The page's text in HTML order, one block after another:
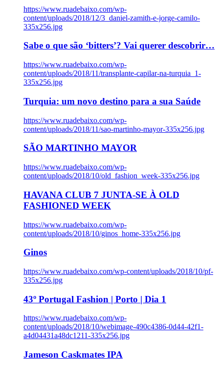
https://www.ruadebaixo.com/wp-
content/uploads/2018/12/3_daniel-zamith-e-jorge-camilo-
335x256.jpg
Sabe o que são ‘bitters’? Vai querer descobrir…
https://www.ruadebaixo.com/wp-
content/uploads/2018/11/transplante-capilar-na-turquia_1-
335x256.jpg
Turquia: um novo destino para a sua Saúde
https://www.ruadebaixo.com/wp-
content/uploads/2018/11/sao-martinho-mayor-335x256.jpg
SÃO MARTINHO MAYOR
https://www.ruadebaixo.com/wp-
content/uploads/2018/10/old_fashion_week-335x256.jpg
HAVANA CLUB 7 JUNTA-SE À OLD
FASHIONED WEEK
https://www.ruadebaixo.com/wp-
content/uploads/2018/10/ginos_home-335x256.jpg
Ginos
https://www.ruadebaixo.com/wp-content/uploads/2018/10/pf-
335x256.jpg
43º Portugal Fashion | Porto | Dia 1
https://www.ruadebaixo.com/wp-
content/uploads/2018/10/webimage-490c4386-0d44-42f1-
a4d04431a48dc1211-335x256.jpg
Jameson Caskmates IPA